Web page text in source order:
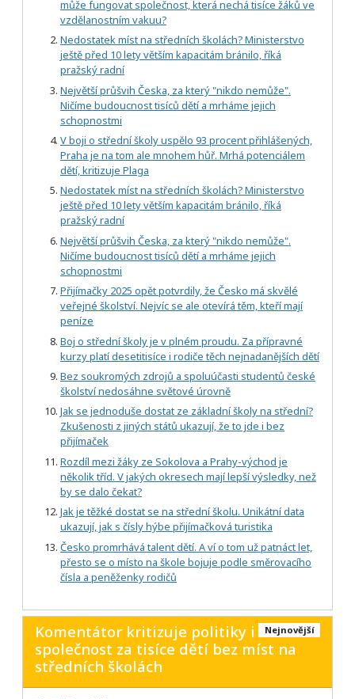
může fungovat společnost, která nechá tisíce žáků ve
vzdělanostním vakuu?
Nedostatek míst na středních školách? Ministerstvo
ještě před 10 lety větším kapacitám bránilo, říká
pražský radní
Největší průšvih Česka, za který "nikdo nemůže".
Ničíme budoucnost tisíců dětí a mrháme jejich
schopnostmi
V boji o střední školy uspělo 93 procent přihlášených,
Praha je na tom ale mnohem hůř. Mrhá potenciálem
dětí, kritizuje Plaga
Nedostatek míst na středních školách? Ministerstvo
ještě před 10 lety větším kapacitám bránilo, říká
pražský radní
Největší průšvih Česka, za který "nikdo nemůže".
Ničíme budoucnost tisíců dětí a mrháme jejich
schopnostmi
Přijímačky 2025 opět potvrdily, že Česko má skvělé
veřejné školství. Nejvíc se ale otevírá těm, kteří mají
peníze
Boj o střední školy je v plném proudu. Za přípravné
kurzy platí desetitisíce i rodiče těch nejnadanějších dětí
Bez soukromých zdrojů a spoluúčasti studentů české
školství nedosáhne světové úrovně
Jak se jednoduše dostat ze základní školy na střední?
Zkušenosti z jiných států ukazují, že to jde i bez
přijímaček
Rozdíl mezi žáky ze Sokolova a Prahy-východ je
několik tříd. V jakých okresech mají lepší výsledky, než
by se dalo čekat?
Jak je těžké dostat se na střední školu. Unikátní data
ukazují, jak s čísly hýbe přijímačková turistika
Česko promrhává talent dětí. A ví o tom už patnáct let,
přesto se o místo na škole bojuje podle směrovacího
čísla a peněženky rodičů
Nejnovější
Komentátor kritizuje politiky i
společnost za tisíce dětí bez míst na
středních školách